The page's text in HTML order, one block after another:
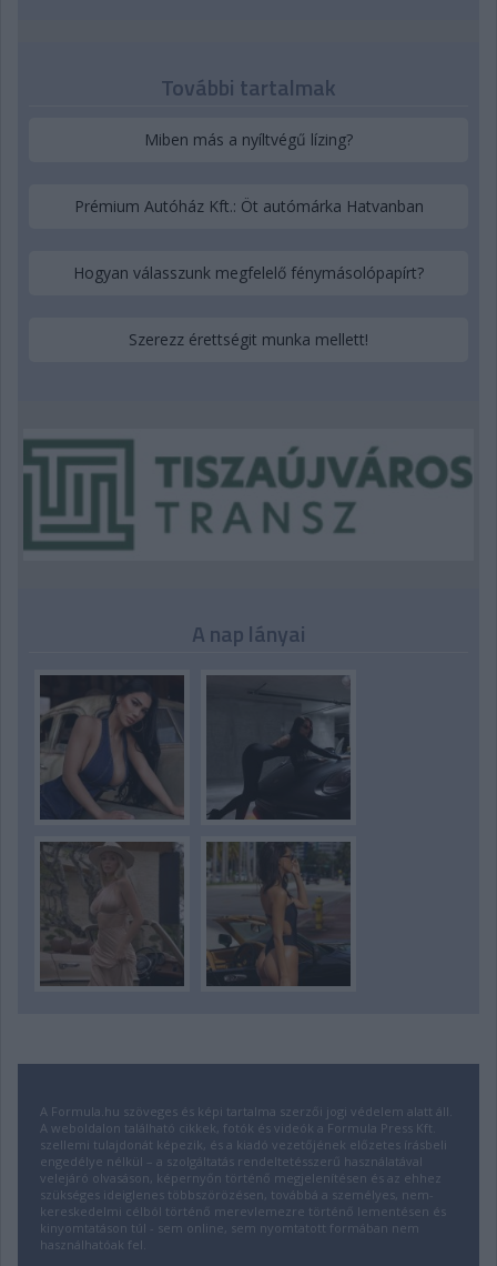
További tartalmak
Miben más a nyíltvégű lízing?
Prémium Autóház Kft.: Öt autómárka Hatvanban
Hogyan válasszunk megfelelő fénymásolópapírt?
Szerezz érettségit munka mellett!
A nap lányai
A Formula.hu szöveges és képi tartalma szerzői jogi védelem alatt áll.
A weboldalon található cikkek, fotók és videók a Formula Press Kft.
szellemi tulajdonát képezik, és a kiadó vezetőjének előzetes írásbeli
engedélye nélkül – a szolgáltatás rendeltetésszerű használatával
velejáró olvasáson, képernyőn történő megjelenítésen és az ehhez
szükséges ideiglenes többszörözésen, továbbá a személyes, nem-
kereskedelmi célból történő merevlemezre történő lementésen és
kinyomtatáson túl - sem online, sem nyomtatott formában nem
használhatóak fel.